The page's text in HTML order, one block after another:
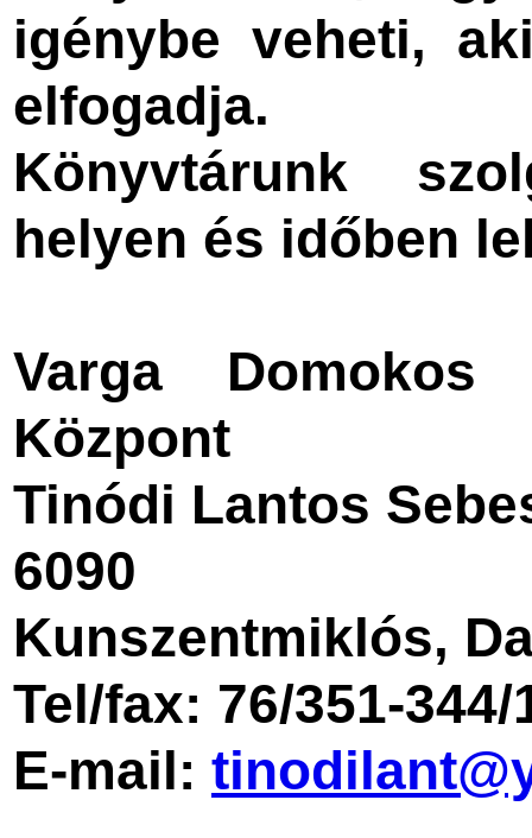
igénybe veheti,
elfogadja.
Könyvtárunk
helyen és időben
Varga Domokos
Központ
Tinódi Lantos
6090
Kunszentmiklós,
Tel/fax: 76/351-
E-mail: